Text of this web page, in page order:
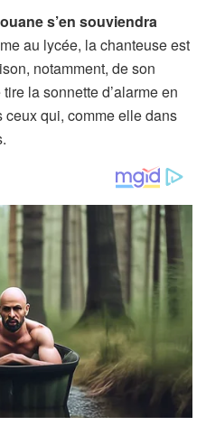
s’en souviendra
au lycée, la chanteuse est
notamment, de son
la sonnette d’alarme en
qui, comme elle dans